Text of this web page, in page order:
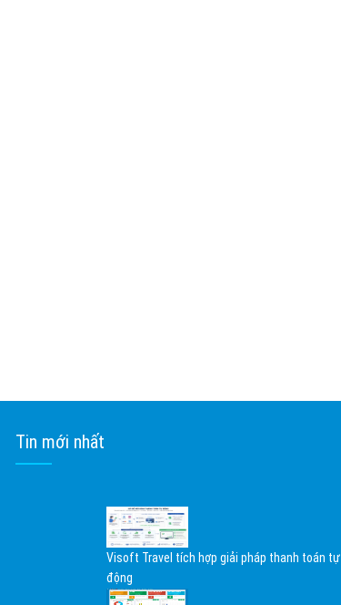
Tin mới nhất
Visoft Travel tích hợp giải pháp thanh toán tự
động